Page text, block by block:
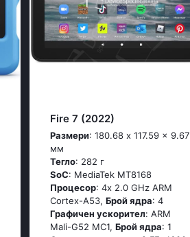
Fire 7 (2022)
Размери: 180.68 x 117.59 x 9.67
мм
Тегло: 282 г
SoC: MediaTek MT8168
Процесор: 4x 2.0 GHz ARM
Cortex-A53,Брой ядра: 4
Графичен ускорител: ARM
Mali-G52 MC1,Брой ядра: 1